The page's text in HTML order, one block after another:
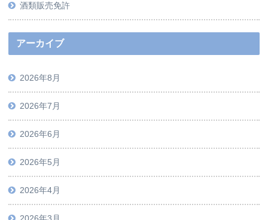
酒類販売免許
アーカイブ
2026年8月
2026年7月
2026年6月
2026年5月
2026年4月